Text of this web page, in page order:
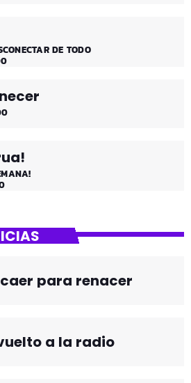
DE TODO
para renacer
a la radio